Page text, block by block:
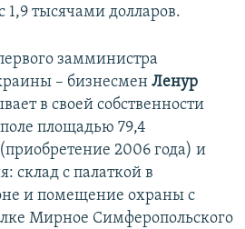
1,9 тысячами долларов.
замминистра
– бизнесмен Ленур
в своей собственности
площадью 79,4
2006 года) и
с палаткой в
и помещение охраны с
Мирное Симферопольского